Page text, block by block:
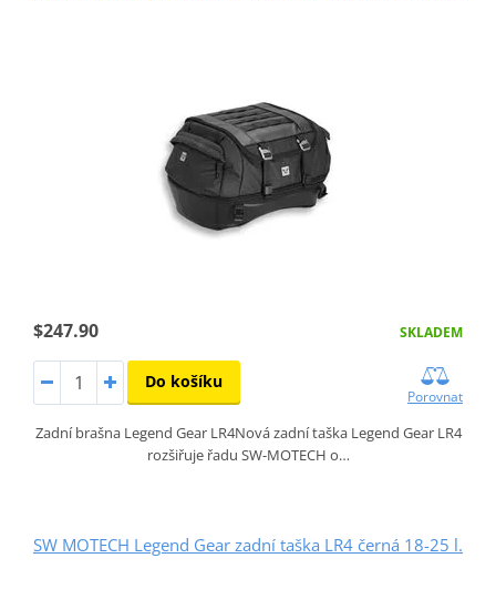
$247.90 SKLADEM
Do košíku
Porovnat
Zadní brašna Legend Gear LR4Nová zadní taška Legend Gear LR4
rozšiřuje řadu SW-MOTECH o…
SW MOTECH Legend Gear zadní taška LR4 černá 18-25 l.